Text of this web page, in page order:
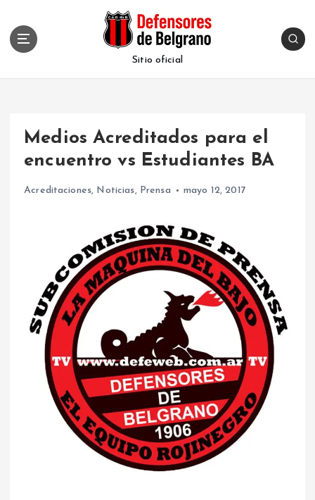
Sitio oficial
Medios Acreditados para el
encuentro vs Estudiantes BA
Acreditaciones, Noticias, Prensa mayo 12, 2017